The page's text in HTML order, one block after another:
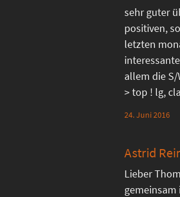
sehr guter
positiven,
letzten
allem die
> top ! lg,
24. Juni 2016
Astrid
Lieber